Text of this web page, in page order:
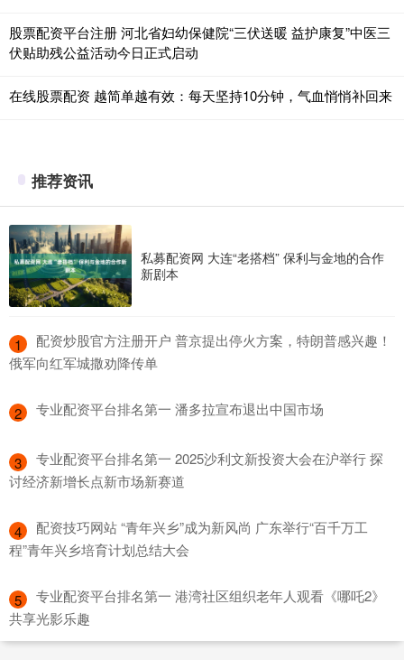
股票配资平台注册 河北省妇幼保健院“三伏送暖 益护康复”中医三
伏贴助残公益活动今日正式启动
在线股票配资 越简单越有效：每天坚持10分钟，气血悄悄补回来
推荐资讯
私募配资网 大连“老搭档” 保利与金地的合作
新剧本
1
​配资炒股官方注册开户 普京提出停火方案，特朗普感兴趣！
俄军向红军城撒劝降传单
2 ​专业配资平台排名第一 潘多拉宣布退出中国市场
3
​专业配资平台排名第一 2025沙利文新投资大会在沪举行 探
讨经济新增长点新市场新赛道
4
​配资技巧网站 “青年兴乡”成为新风尚 广东举行“百千万工
程”青年兴乡培育计划总结大会
5
​专业配资平台排名第一 港湾社区组织老年人观看《哪吒2》
共享光影乐趣